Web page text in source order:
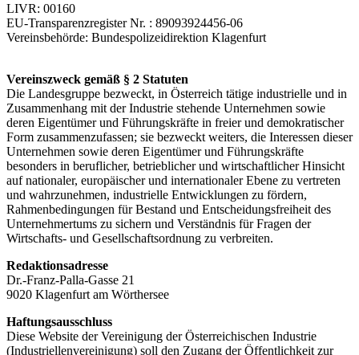
LIVR: 00160
EU-Transparenzregister Nr. : 89093924456-06
Vereinsbehörde: Bundespolizeidirektion Klagenfurt
Vereinszweck gemäß § 2 Statuten
Die Landesgruppe bezweckt, in Österreich tätige industrielle und in
Zusammenhang mit der Industrie stehende Unternehmen sowie
deren Eigentümer und Führungskräfte in freier und demokratischer
Form zusammenzufassen; sie bezweckt weiters, die Interessen dieser
Unternehmen sowie deren Eigentümer und Führungskräfte
besonders in beruflicher, betrieblicher und wirtschaftlicher Hinsicht
auf nationaler, europäischer und internationaler Ebene zu vertreten
und wahrzunehmen, industrielle Entwicklungen zu fördern,
Rahmenbedingungen für Bestand und Entscheidungsfreiheit des
Unternehmertums zu sichern und Verständnis für Fragen der
Wirtschafts- und Gesellschaftsordnung zu verbreiten.
Redaktionsadresse
Dr.-Franz-Palla-Gasse 21
9020 Klagenfurt am Wörthersee
Haftungsausschluss
Diese Website der Vereinigung der Österreichischen Industrie
(Industriellenvereinigung) soll den Zugang der Öffentlichkeit zur